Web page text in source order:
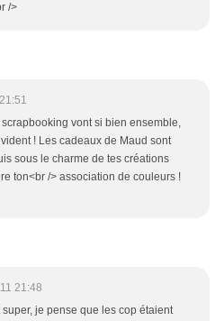
/>
vont si bien ensemble,
! Les cadeaux de Maud sont
sous le charme de tes créations
ton<br /> association de couleurs !
21:48
je pense que les cop étaient